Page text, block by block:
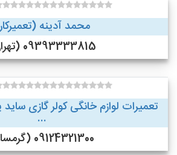
محمد آدینه (تعمیرکار)
09393333815 (تهران)
تعمیرات لوازم خانگی کولر گازی
...
09124321300 (گرمسار )